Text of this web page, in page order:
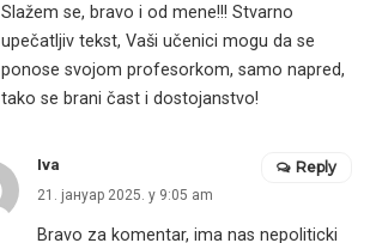
Slažem se, bravo i od mene!!! Stvarno
upečatljiv tekst, Vaši učenici mogu da se
ponose svojom profesorkom, samo napred,
tako se brani čast i dostojanstvo!
Iva
21. јануар 2025. у 9:05 am
Bravo za komentar, ima nas nepoliticki
Reply